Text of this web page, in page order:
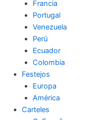
Francia
Portugal
Venezuela
Perú
Ecuador
Colombia
Festejos
Europa
América
Carteles